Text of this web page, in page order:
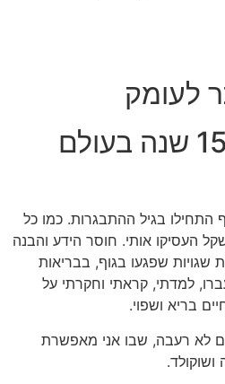
לעומק
מדוע אני כבר 15 שנה בעולם
התחילו בגיל ההתבגרות. כמו כל
העסיקו אותי. חוסר הידע והבנה
שגויות שפגעו בגוף, בבריאות
למדתי, קראתי וחקרתי על
בריא ושפוי.
לא רעבה, שבו אני מאפשרת